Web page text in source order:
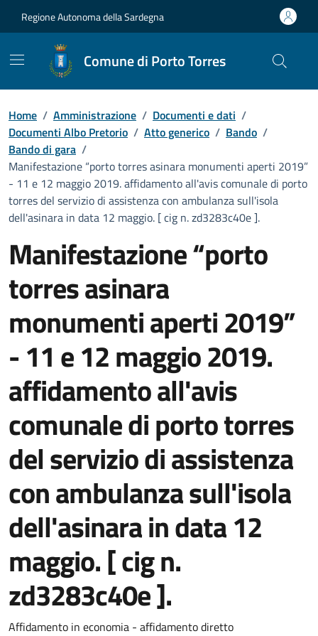
Regione Autonoma della Sardegna
Comune di Porto Torres
Home / Amministrazione / Documenti e dati /
Documenti Albo Pretorio / Atto generico / Bando /
Bando di gara /
Manifestazione “porto torres asinara monumenti aperti 2019”
- 11 e 12 maggio 2019. affidamento all'avis comunale di porto
torres del servizio di assistenza con ambulanza sull'isola
dell'asinara in data 12 maggio. [ cig n. zd3283c40e ].
Manifestazione “porto
torres asinara
monumenti aperti 2019”
- 11 e 12 maggio 2019.
affidamento all'avis
comunale di porto torres
del servizio di assistenza
con ambulanza sull'isola
dell'asinara in data 12
maggio. [ cig n.
zd3283c40e ].
Dettaglio del documento
Affidamento in economia - affidamento diretto